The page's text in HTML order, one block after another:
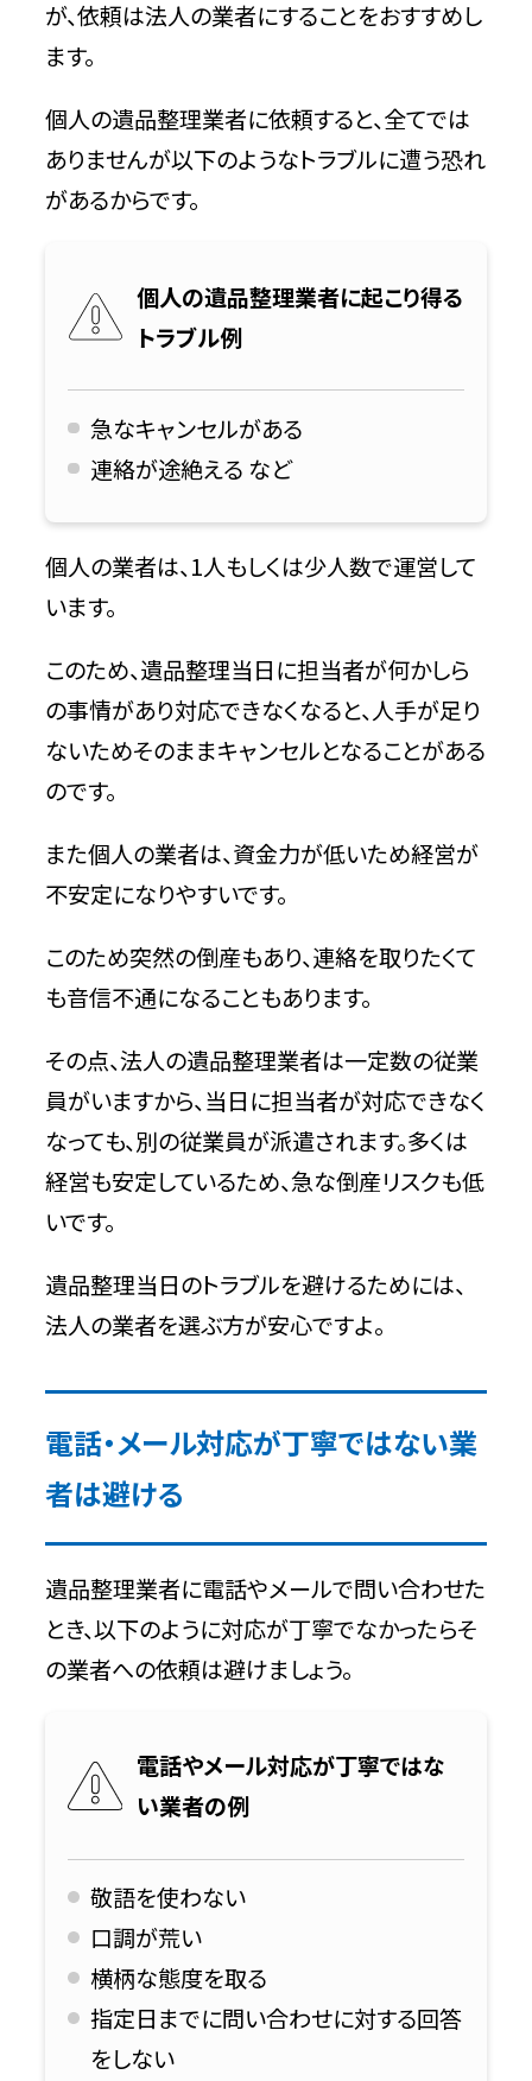
が、依頼は法人の業者にすることをおすすめし
ます。
個人の遺品整理業者に依頼すると、全てでは
ありませんが以下のようなトラブルに遭う恐れ
があるからです。
個人の遺品整理業者に起こり得る
トラブル例
急なキャンセルがある
連絡が途絶える など
個人の業者は、1人もしくは少人数で運営して
います。
このため、遺品整理当日に担当者が何かしら
の事情があり対応できなくなると、人手が足り
ないためそのままキャンセルとなることがある
のです。
また個人の業者は、資金力が低いため経営が
不安定になりやすいです。
このため突然の倒産もあり、連絡を取りたくて
も音信不通になることもあります。
その点、法人の遺品整理業者は一定数の従業
員がいますから、当日に担当者が対応できなく
なっても、別の従業員が派遣されます。多くは
経営も安定しているため、急な倒産リスクも低
いです。
遺品整理当日のトラブルを避けるためには、
法人の業者を選ぶ方が安心ですよ。
電話・メール対応が丁寧ではない業
者は避ける
遺品整理業者に電話やメールで問い合わせた
とき、以下のように対応が丁寧でなかったらそ
の業者への依頼は避けましょう。
電話やメール対応が丁寧ではな
い業者の例
敬語を使わない
口調が荒い
横柄な態度を取る
指定日までに問い合わせに対する回答
をしない